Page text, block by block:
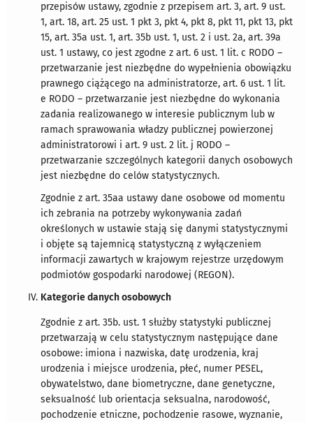
przepisów ustawy, zgodnie z przepisem art. 3, art. 9 ust.
1, art. 18, art. 25 ust. 1 pkt 3, pkt 4, pkt 8, pkt 11, pkt 13, pkt
15, art. 35a ust. 1, art. 35b ust. 1, ust. 2 i ust. 2a, art. 39a
ust. 1 ustawy, co jest zgodne z art. 6 ust. 1 lit. c RODO –
przetwarzanie jest niezbędne do wypełnienia obowiązku
prawnego ciążącego na administratorze, art. 6 ust. 1 lit.
e RODO – przetwarzanie jest niezbędne do wykonania
zadania realizowanego w interesie publicznym lub w
ramach sprawowania władzy publicznej powierzonej
administratorowi i art. 9 ust. 2 lit. j RODO –
przetwarzanie szczególnych kategorii danych osobowych
jest niezbędne do celów statystycznych.
Zgodnie z art. 35aa ustawy dane osobowe od momentu
ich zebrania na potrzeby wykonywania zadań
określonych w ustawie stają się danymi statystycznymi
i objęte są tajemnicą statystyczną z wyłączeniem
informacji zawartych w krajowym rejestrze urzędowym
podmiotów gospodarki narodowej (REGON).
Kategorie danych osobowych
Zgodnie z art. 35b. ust. 1 służby statystyki publicznej
przetwarzają w celu statystycznym następujące dane
osobowe: imiona i nazwiska, datę urodzenia, kraj
urodzenia i miejsce urodzenia, płeć, numer PESEL,
obywatelstwo, dane biometryczne, dane genetyczne,
seksualność lub orientacja seksualna, narodowość,
pochodzenie etniczne, pochodzenie rasowe, wyznanie,